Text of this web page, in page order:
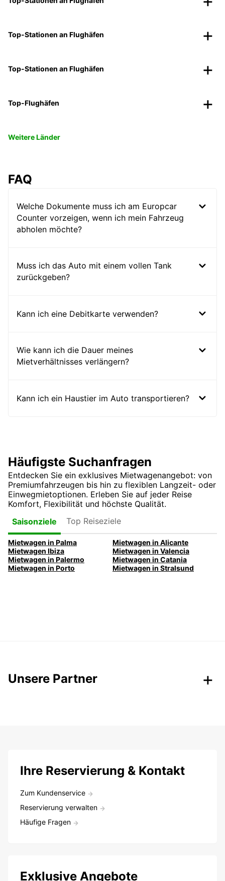
Top-Stationen an Flughäfen
Top-Stationen an Flughäfen
Top-Flughäfen
Weitere Länder
FAQ
Welche Dokumente muss ich am Europcar
Counter vorzeigen, wenn ich mein Fahrzeug
abholen möchte?
Muss ich das Auto mit einem vollen Tank
zurückgeben?
Kann ich eine Debitkarte verwenden?
Wie kann ich die Dauer meines
Mietverhältnisses verlängern?
Kann ich ein Haustier im Auto transportieren?
Häufigste Suchanfragen
Entdecken Sie ein exklusives Mietwagenangebot: von
Premiumfahrzeugen bis hin zu flexiblen Langzeit- oder
Einwegmietoptionen. Erleben Sie auf jeder Reise
Komfort, Flexibilität und höchste Qualität.
Saisonziele
Top Reiseziele
Mietwagen in Palma
Mietwagen in Alicante
Mietwagen Ibiza
Mietwagen in Valencia
Mietwagen in Palermo
Mietwagen in Catania
Mietwagen in Porto
Mietwagen in Stralsund
Unsere Partner
Ihre Reservierung & Kontakt
Zum Kundenservice
Reservierung verwalten
Häufige Fragen
Exklusive Angebote